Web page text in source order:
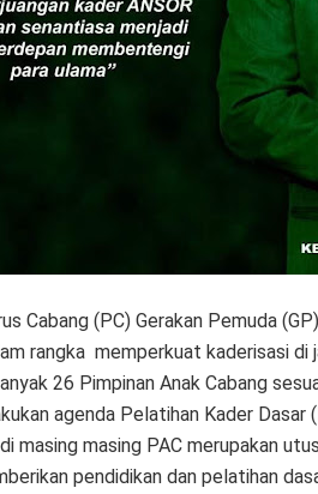
Cabang (PC) Gerakan Pemuda
rangka memperkuat kaderisasi di
26 Pimpinan Anak Cabang
agenda Pelatihan Kader Dasar
masing masing PAC merupakan
pendidikan dan pelatihan